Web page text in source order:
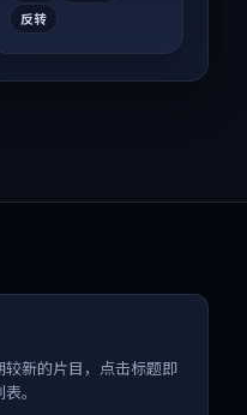
反转
新的片目，点击标题即
。